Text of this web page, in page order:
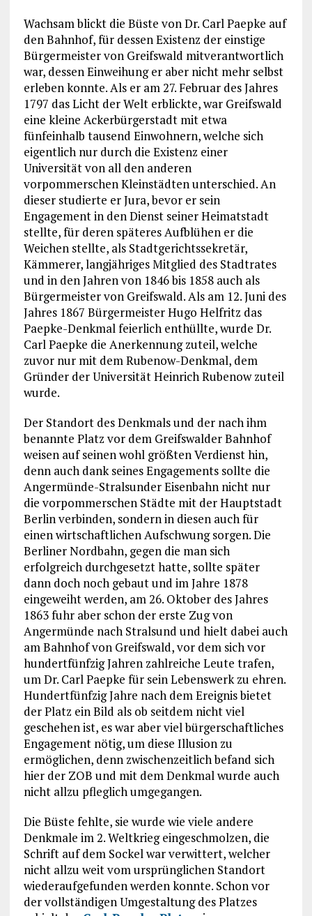
Wachsam blickt die Büste von Dr. Carl Paepke auf
den Bahnhof, für dessen Existenz der einstige
Bürgermeister von Greifswald mitverantwortlich
war, dessen Einweihung er aber nicht mehr selbst
erleben konnte. Als er am 27. Februar des Jahres
1797 das Licht der Welt erblickte, war Greifswald
eine kleine Ackerbürgerstadt mit etwa
fünfeinhalb tausend Einwohnern, welche sich
eigentlich nur durch die Existenz einer
Universität von all den anderen
vorpommerschen Kleinstädten unterschied. An
dieser studierte er Jura, bevor er sein
Engagement in den Dienst seiner Heimatstadt
stellte, für deren späteres Aufblühen er die
Weichen stellte, als Stadtgerichtssekretär,
Kämmerer, langjähriges Mitglied des Stadtrates
und in den Jahren von 1846 bis 1858 auch als
Bürgermeister von Greifswald. Als am 12. Juni des
Jahres 1867 Bürgermeister Hugo Helfritz das
Paepke-Denkmal feierlich enthüllte, wurde Dr.
Carl Paepke die Anerkennung zuteil, welche
zuvor nur mit dem Rubenow-Denkmal, dem
Gründer der Universität Heinrich Rubenow zuteil
wurde.
Der Standort des Denkmals und der nach ihm
benannte Platz vor dem Greifswalder Bahnhof
weisen auf seinen wohl größten Verdienst hin,
denn auch dank seines Engagements sollte die
Angermünde-Stralsunder Eisenbahn nicht nur
die vorpommerschen Städte mit der Hauptstadt
Berlin verbinden, sondern in diesen auch für
einen wirtschaftlichen Aufschwung sorgen. Die
Berliner Nordbahn, gegen die man sich
erfolgreich durchgesetzt hatte, sollte später
dann doch noch gebaut und im Jahre 1878
eingeweiht werden, am 26. Oktober des Jahres
1863 fuhr aber schon der erste Zug von
Angermünde nach Stralsund und hielt dabei auch
am Bahnhof von Greifswald, vor dem sich vor
hundertfünfzig Jahren zahlreiche Leute trafen,
um Dr. Carl Paepke für sein Lebenswerk zu ehren.
Hundertfünfzig Jahre nach dem Ereignis bietet
der Platz ein Bild als ob seitdem nicht viel
geschehen ist, es war aber viel bürgerschaftliches
Engagement nötig, um diese Illusion zu
ermöglichen, denn zwischenzeitlich befand sich
hier der ZOB und mit dem Denkmal wurde auch
nicht allzu pfleglich umgegangen.
Die Büste fehlte, sie wurde wie viele andere
Denkmale im 2. Weltkrieg eingeschmolzen, die
Schrift auf dem Sockel war verwittert, welcher
nicht allzu weit vom ursprünglichen Standort
wiederaufgefunden werden konnte. Schon vor
der vollständigen Umgestaltung des Platzes